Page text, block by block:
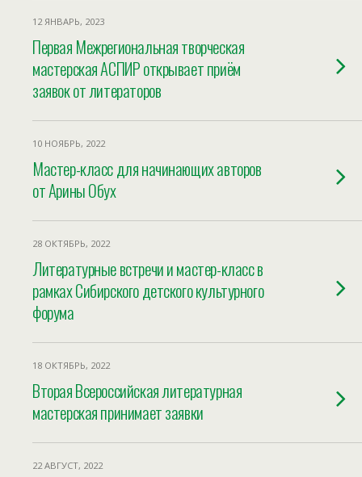
12 ЯНВАРЬ, 2023
Первая Межрегиональная творческая
мастерская АСПИР открывает приём
заявок от литераторов
10 НОЯБРЬ, 2022
Мастер-класс для начинающих авторов
от Арины Обух
28 ОКТЯБРЬ, 2022
Литературные встречи и мастер-класс в
рамках Сибирского детского культурного
форума
18 ОКТЯБРЬ, 2022
Вторая Всероссийская литературная
мастерская принимает заявки
22 АВГУСТ, 2022